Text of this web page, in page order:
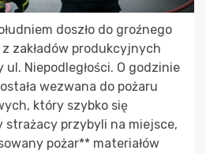
doszło do groźnego
zakładów produkcyjnych
Niepodległości. O godzinie
wezwana do pożaru
który szybko się
strażacy przybyli na miejsce,
pożar** materiałów